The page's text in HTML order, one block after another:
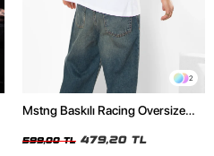
2
Mstng Baskılı Racing Oversize
599,00 TL 479,20 TL